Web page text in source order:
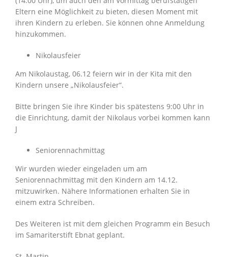
Eltern eine Möglichkeit zu bieten, diesen Moment mit
ihren Kindern zu erleben. Sie können ohne Anmeldung
hinzukommen.
Nikolausfeier
Am Nikolaustag, 06.12 feiern wir in der Kita mit den
Kindern unsere „Nikolausfeier“.
Bitte bringen Sie ihre Kinder bis spätestens 9:00 Uhr in
die Einrichtung, damit der Nikolaus vorbei kommen kann
J
Seniorennachmittag
Wir wurden wieder eingeladen um am
Seniorennachmittag mit den Kindern am 14.12.
mitzuwirken. Nähere Informationen erhalten Sie in
einem extra Schreiben.
Des Weiteren ist mit dem gleichen Programm ein Besuch
im Samariterstift Ebnat geplant.